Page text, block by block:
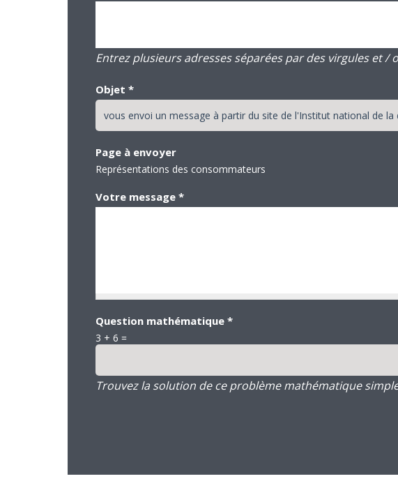
Entrez plusieurs adresses séparées par des virgules et /
Objet *
Page à envoyer
Représentations des consommateurs
Votre message *
Question mathématique *
3 + 6 =
Trouvez la solution de ce problème mathématique